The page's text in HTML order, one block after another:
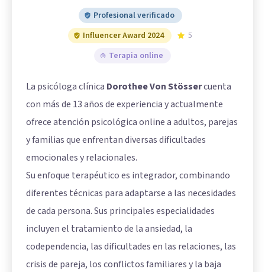
Profesional verificado
Influencer Award 2024
5
Terapia online
La psicóloga clínica Dorothee Von Stössercuenta
con más de 13 años de experiencia y actualmente
ofrece atención psicológica online a adultos, parejas
y familias que enfrentan diversas dificultades
emocionales y relacionales.
Su enfoque terapéutico es integrador, combinando
diferentes técnicas para adaptarse a las necesidades
de cada persona. Sus principales especialidades
incluyen el tratamiento de la ansiedad, la
codependencia, las dificultades en las relaciones, las
crisis de pareja, los conflictos familiares y la baja